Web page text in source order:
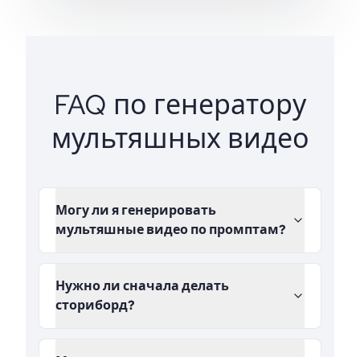
FAQ по генератору
мультяшных видео
Могу ли я генерировать
мультяшные видео по промптам?
Нужно ли сначала делать
сториборд?